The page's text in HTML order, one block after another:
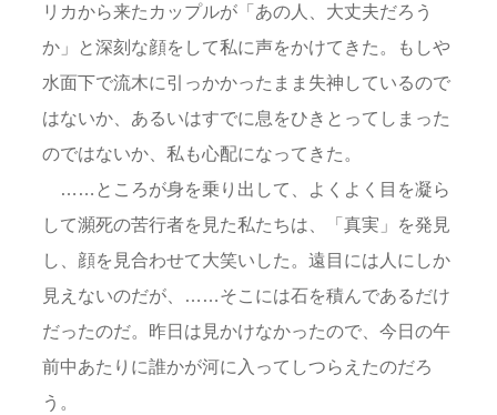
リカから来たカップルが「あの人、大丈夫だろう
か」と深刻な顔をして私に声をかけてきた。もしや
水面下で流木に引っかかったまま失神しているので
はないか、あるいはすでに息をひきとってしまった
のではないか、私も心配になってきた。
……ところが身を乗り出して、よくよく目を凝ら
して瀕死の苦行者を見た私たちは、「真実」を発見
し、顔を見合わせて大笑いした。遠目には人にしか
見えないのだが、……そこには石を積んであるだけ
だったのだ。昨日は見かけなかったので、今日の午
前中あたりに誰かが河に入ってしつらえたのだろ
う。